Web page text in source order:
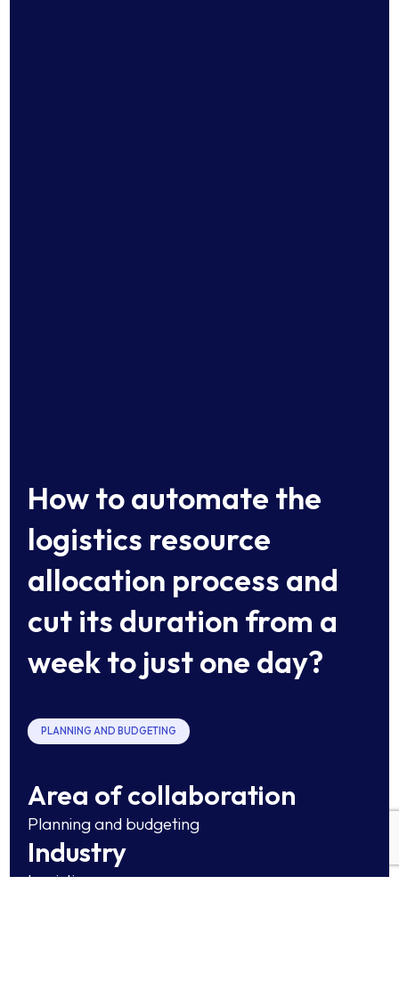
How to automate the
logistics resource
allocation process and
cut its duration from a
week to just one day?
PLANNING AND BUDGETING
Area of collaboration
Planning and budgeting
Industry
Logistics